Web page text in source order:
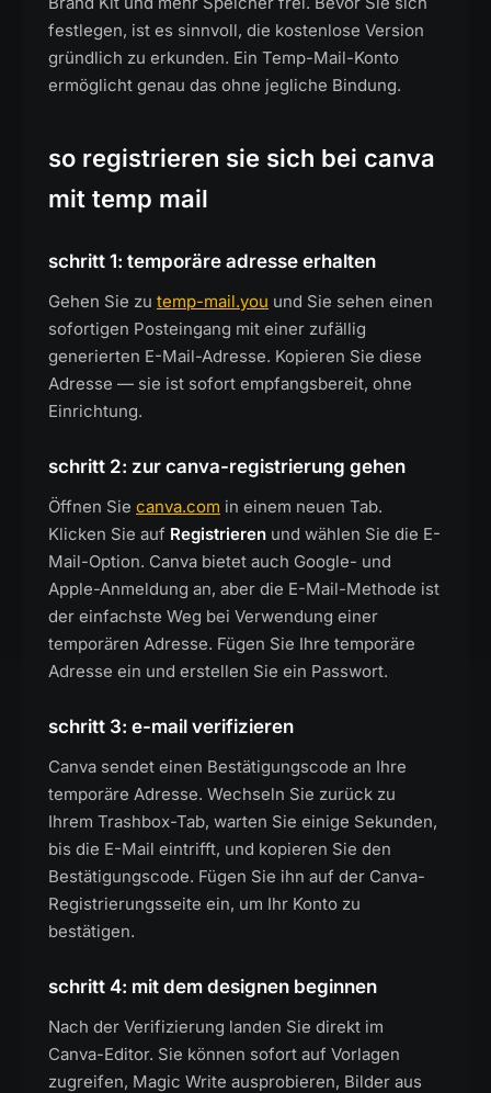
festlegen, ist es sinnvoll, die kostenlose Version
gründlich zu erkunden. Ein Temp-Mail-Konto
ermöglicht genau das ohne jegliche Bindung.
so registrieren sie sich bei canva
mit temp mail
schritt 1: temporäre adresse erhalten
Gehen Sie zu temp-mail.you und Sie sehen einen
sofortigen Posteingang mit einer zufällig
generierten E-Mail-Adresse. Kopieren Sie diese
Adresse — sie ist sofort empfangsbereit, ohne
Einrichtung.
schritt 2: zur canva-registrierung gehen
Öffnen Sie canva.com in einem neuen Tab.
Klicken Sie auf Registrieren und wählen Sie die E-
Mail-Option. Canva bietet auch Google- und
Apple-Anmeldung an, aber die E-Mail-Methode ist
der einfachste Weg bei Verwendung einer
temporären Adresse. Fügen Sie Ihre temporäre
Adresse ein und erstellen Sie ein Passwort.
schritt 3: e-mail verifizieren
Canva sendet einen Bestätigungscode an Ihre
temporäre Adresse. Wechseln Sie zurück zu
Ihrem Trashbox-Tab, warten Sie einige Sekunden,
bis die E-Mail eintrifft, und kopieren Sie den
Bestätigungscode. Fügen Sie ihn auf der Canva-
Registrierungsseite ein, um Ihr Konto zu
bestätigen.
schritt 4: mit dem designen beginnen
Nach der Verifizierung landen Sie direkt im
Canva-Editor. Sie können sofort auf Vorlagen
zugreifen, Magic Write ausprobieren, Bilder aus